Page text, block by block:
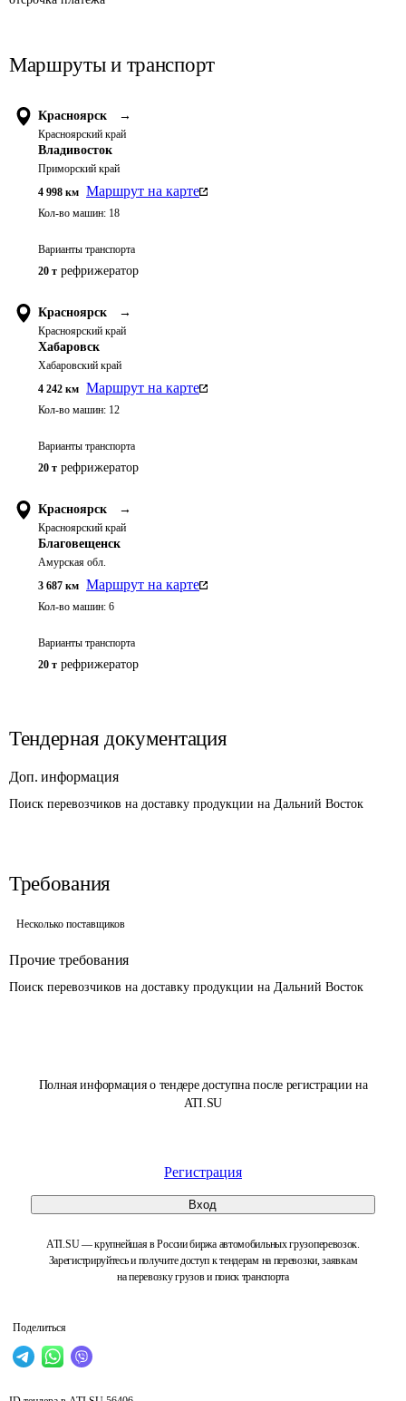
Полная информация о тендере доступна после регистрации на
ATI.SU
Регистрация
Вход
ATI.SU — крупнейшая в России биржа автомобильных грузоперевозок.
Зарегистрируйтесь и получите доступ к тендерам на перевозки, заявкам
на перевозку грузов и поиск транспорта
Поделиться
Маршруты и транспорт
Красноярск →
Красноярский край
Владивосток
Приморский край
4 998 км Маршрут на карте
Кол-во машин: 18
Варианты транспорта
20 т рефрижератор
Красноярск →
Красноярский край
Хабаровск
Хабаровский край
4 242 км Маршрут на карте
Кол-во машин: 12
Варианты транспорта
20 т рефрижератор
Красноярск →
Красноярский край
Благовещенск
Амурская обл.
3 687 км Маршрут на карте
Кол-во машин: 6
Варианты транспорта
20 т рефрижератор
Тендерная документация
Доп. информация
Поиск перевозчиков на доставку продукции на Дальний Восток
Требования
Несколько поставщиков
Прочие требования
Поиск перевозчиков на доставку продукции на Дальний Восток